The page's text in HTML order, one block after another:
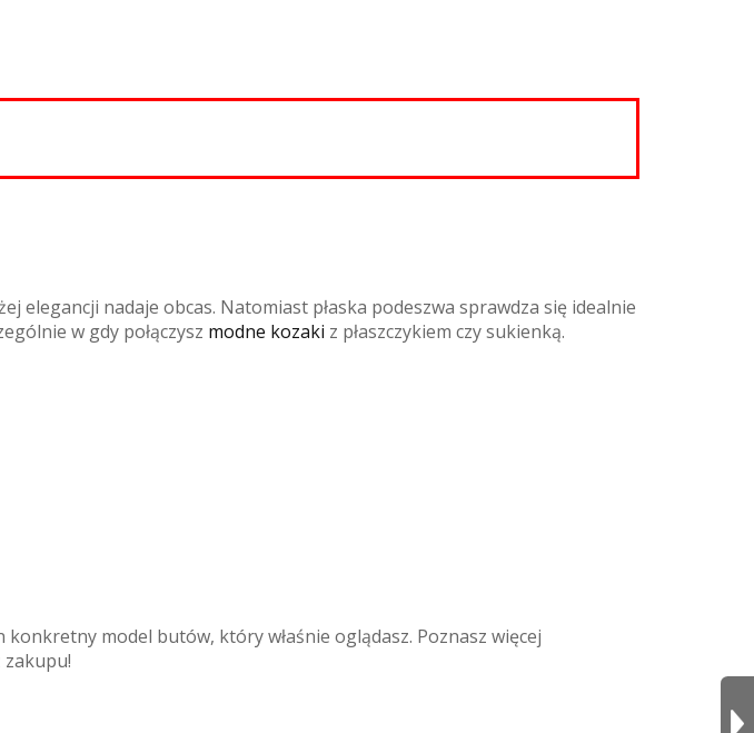
nadaje obcas. Natomiast płaska podeszwa sprawdza się idealnie
w gdy połączysz modne kozaki z płaszczykiem czy sukienką.
model butów, który właśnie oglądasz. Poznasz więcej